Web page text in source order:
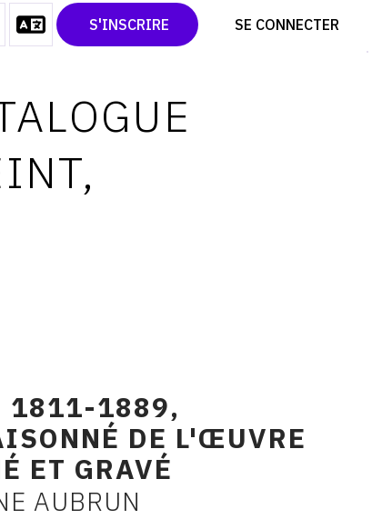
S'INSCRIRE SE CONNECTER
TWITTER
PINTEREST
1811-1889,
DE L'ŒUVRE
ET GRAVÉ
AUBRUN